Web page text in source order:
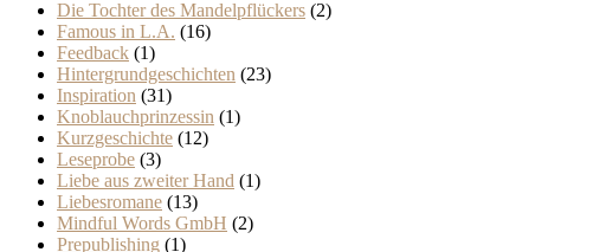
Die Tochter des Mandelpflückers (2)
Famous in L.A. (16)
Feedback (1)
Hintergrundgeschichten (23)
Inspiration (31)
Knoblauchprinzessin (1)
Kurzgeschichte (12)
Leseprobe (3)
Liebe aus zweiter Hand (1)
Liebesromane (13)
Mindful Words GmbH (2)
Prepublishing (1)